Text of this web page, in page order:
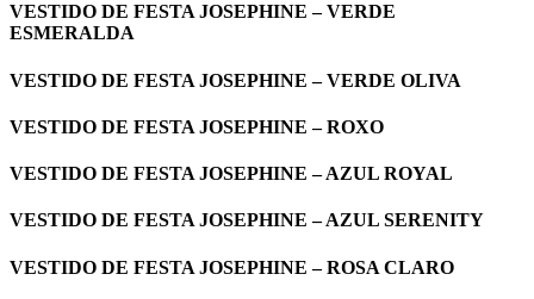
VESTIDO DE FESTA JOSEPHINE – VERDE
ESMERALDA
VESTIDO DE FESTA JOSEPHINE – VERDE OLIVA
VESTIDO DE FESTA JOSEPHINE – ROXO
VESTIDO DE FESTA JOSEPHINE – AZUL ROYAL
VESTIDO DE FESTA JOSEPHINE – AZUL SERENITY
VESTIDO DE FESTA JOSEPHINE – ROSA CLARO